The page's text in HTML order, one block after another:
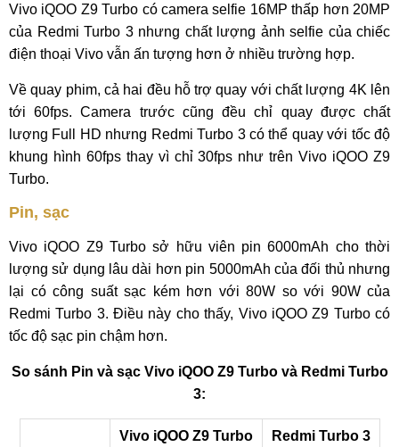
Vivo iQOO Z9 Turbo có camera selfie 16MP thấp hơn 20MP
của Redmi Turbo 3 nhưng chất lượng ảnh selfie của chiếc
điện thoại Vivo vẫn ấn tượng hơn ở nhiều trường hợp.
Về quay phim, cả hai đều hỗ trợ quay với chất lượng 4K lên
tới 60fps. Camera trước cũng đều chỉ quay được chất
lượng Full HD nhưng Redmi Turbo 3 có thể quay với tốc độ
khung hình 60fps thay vì chỉ 30fps như trên Vivo iQOO Z9
Turbo.
Pin, sạc
Vivo iQOO Z9 Turbo sở hữu viên pin 6000mAh cho thời
lượng sử dụng lâu dài hơn pin 5000mAh của đối thủ nhưng
lại có công suất sạc kém hơn với 80W so với 90W của
Redmi Turbo 3. Điều này cho thấy, Vivo iQOO Z9 Turbo có
tốc độ sạc pin chậm hơn.
So sánh Pin và sạc Vivo iQOO Z9 Turbo và Redmi Turbo
3:
Vivo iQOO Z9 Turbo Redmi Turbo 3